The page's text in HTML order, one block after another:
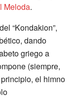
Meloda.
“Kondakion”,
dando
griego a
(siempre,
el himno